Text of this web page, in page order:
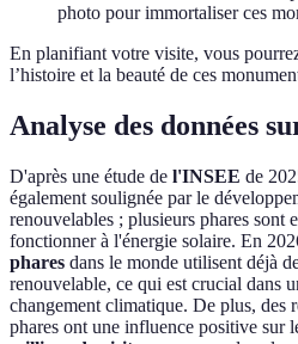
photo pour immortaliser ces
En planifiant votre visite, vous
l’histoire et la beauté de ces
Analyse des données
D'après une étude de l'INSEE de
également soulignée par le
renouvelables ; plusieurs phares sont
fonctionner à l'énergie solaire. En
phares dans le monde utilisent déjà
renouvelable, ce qui est crucial dans
changement climatique. De plus, des
phares ont une influence positive sur